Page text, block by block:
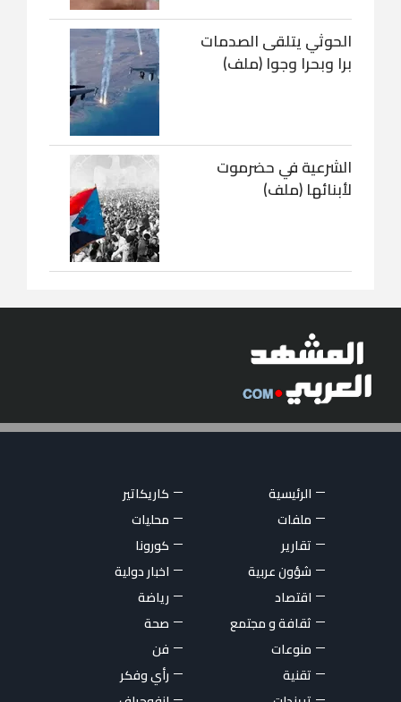
الحوثي يتلقى الصدمات
برا وبحرا وجوا (ملف)
الشرعية في حضرموت
لأبنائها (ملف)
الرئيسية
كاريكاتير
ملفات
محليات
تقارير
كورونا
شؤون عربية
اخبار دولية
اقتصاد
رياضة
ثقافة و مجتمع
صحة
منوعات
فن
تقنية
رأي وفكر